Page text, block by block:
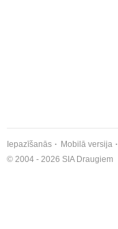
Iepazīšanās Mobilā versija
© 2004 - 2026 SIA Draugiem